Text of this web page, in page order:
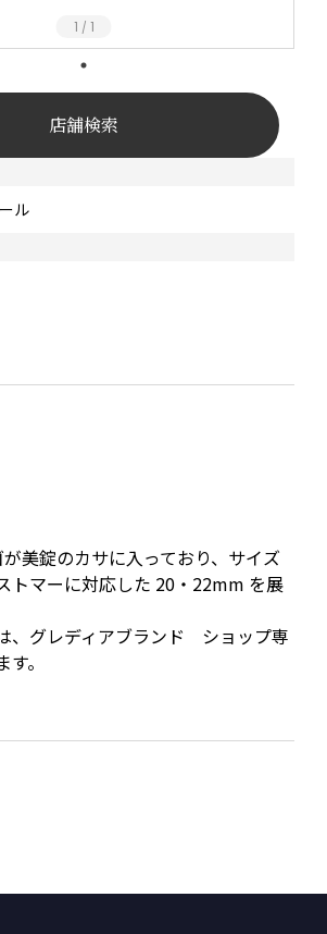
1 / 1
ル
店舗検索
が美錠のカサに入っており、サイズ
トマーに対応した 20・22mm を展
、グレディアブランド ショップ専
。